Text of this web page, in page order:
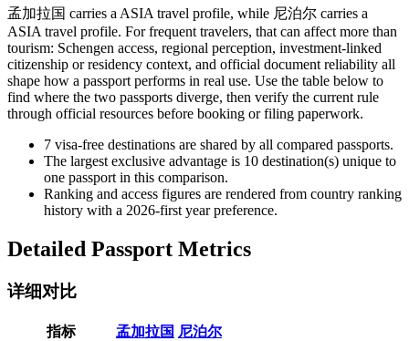
孟加拉国 carries a ASIA travel profile, while 尼泊尔 carries a
ASIA travel profile. For frequent travelers, that can affect more than
tourism: Schengen access, regional perception, investment-linked
citizenship or residency context, and official document reliability all
shape how a passport performs in real use. Use the table below to
find where the two passports diverge, then verify the current rule
through official resources before booking or filing paperwork.
7 visa-free destinations are shared by all compared passports.
The largest exclusive advantage is 10 destination(s) unique to
one passport in this comparison.
Ranking and access figures are rendered from country ranking
history with a 2026-first year preference.
Detailed Passport Metrics
详细对比
指标 孟加拉国 尼泊尔